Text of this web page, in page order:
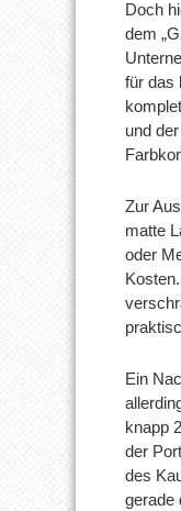
Doch
dem
für das
und
Zur
matte
oder
Ein
knapp
der
des
gerade